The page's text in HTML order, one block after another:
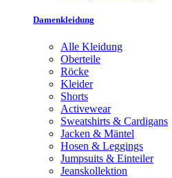
Damenkleidung
Alle Kleidung
Oberteile
Röcke
Kleider
Shorts
Activewear
Sweatshirts & Cardigans
Jacken & Mäntel
Hosen & Leggings
Jumpsuits & Einteiler
Jeanskollektion